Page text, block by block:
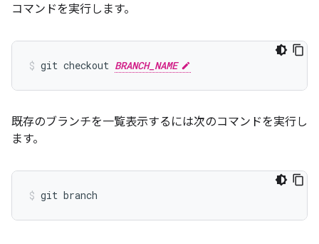
コマンドを実行します。
git checkout BRANCH_NAME
既存のブランチを一覧表示するには次のコマンドを実行し
ます。